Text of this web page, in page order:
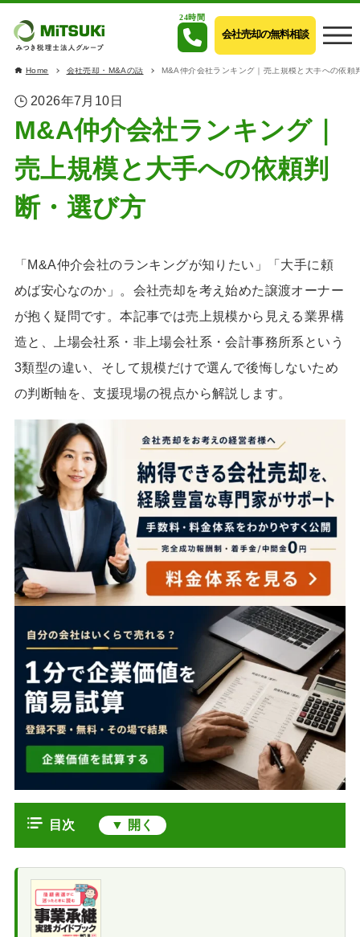
24時間
会社売却の無料相談
Home 会社売却・M&Aの話 M&A仲介会社ランキング｜売上規模と大手への依頼
2026年7月10日
M&A仲介会社ランキング｜
売上規模と大手への依頼判
断・選び方
「M&A仲介会社のランキングが知りたい」「大手に頼
めば安心なのか」。会社売却を考え始めた譲渡オーナー
が抱く疑問です。本記事では売上規模から見える業界構
造と、上場会社系・非上場会社系・会計事務所系という
3類型の違い、そして規模だけで選んで後悔しないため
の判断軸を、支援現場の視点から解説します。
目次
むか
売上規模から見えるM&A仲介業界の
構造